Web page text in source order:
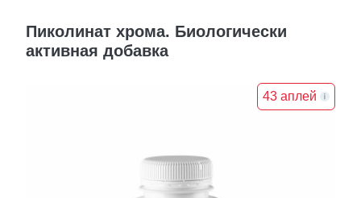
Пиколинат хрома. Биологически
активная добавка
43 аплей